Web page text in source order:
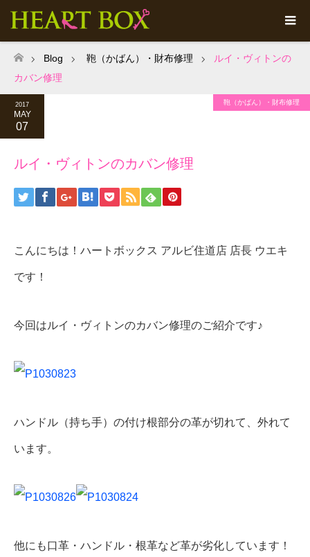
ホーム
Blog 鞄（かばん）・財布修理
ルイ・ヴィトンの
カバン修理
2017
MAY
07
鞄（かばん）・財布修理
ルイ・ヴィトンのカバン修理
こんにちは！ハートボックス アルビ住道店 店長 ウエキ
です！
今回はルイ・ヴィトンのカバン修理のご紹介です♪
ハンドル（持ち手）の付け根部分の革が切れて、外れて
います。
他にも口革・ハンドル・根革など革が劣化しています！